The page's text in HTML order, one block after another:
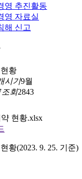
영 추진활동
영 자료실
해 신고
황
시기9월
조회2843
현황.xlsx
황(2023. 9. 25. 기준)